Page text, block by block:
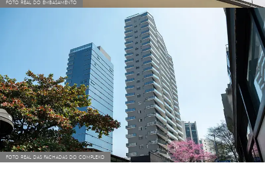
FOTO REAL DO EMBASAMENTO
FOTO REAL DAS FACHADAS DO COMPLEXO